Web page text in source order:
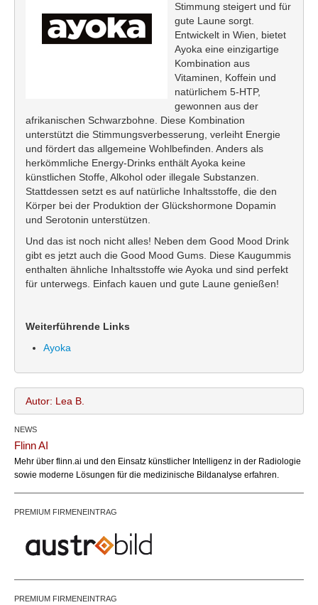
Stimmung steigert und für
gute Laune sorgt.
Entwickelt in Wien, bietet
Ayoka eine einzigartige
Kombination aus
Vitaminen, Koffein und
natürlichem 5-HTP,
gewonnen aus der
afrikanischen Schwarzbohne. Diese Kombination
unterstützt die Stimmungsverbesserung, verleiht Energie
und fördert das allgemeine Wohlbefinden. Anders als
herkömmliche Energy-Drinks enthält Ayoka keine
künstlichen Stoffe, Alkohol oder illegale Substanzen.
Stattdessen setzt es auf natürliche Inhaltsstoffe, die den
Körper bei der Produktion der Glückshormone Dopamin
und Serotonin unterstützen.
Und das ist noch nicht alles! Neben dem Good Mood Drink
gibt es jetzt auch die Good Mood Gums. Diese Kaugummis
enthalten ähnliche Inhaltsstoffe wie Ayoka und sind perfekt
für unterwegs. Einfach kauen und gute Laune genießen!
Weiterführende Links
Ayoka
Autor: Lea B.
NEWS
Flinn AI
Mehr über flinn.ai und den Einsatz künstlicher Intelligenz in der Radiologie
sowie moderne Lösungen für die medizinische Bildanalyse erfahren.
PREMIUM FIRMENEINTRAG
PREMIUM FIRMENEINTRAG